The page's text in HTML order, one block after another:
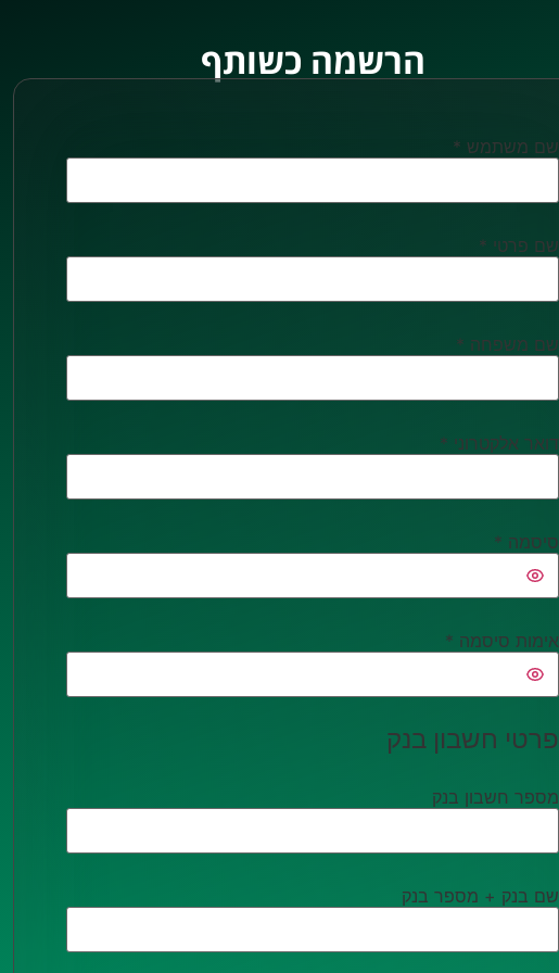
הרשמה כשותף
שם משתמש *
שם פרטי *
שם משפחה *
דואר אלקטרוני *
סיסמה *
אימות סיסמה *
פרטי חשבון בנק
מספר חשבון בנק
שם בנק + מספר בנק